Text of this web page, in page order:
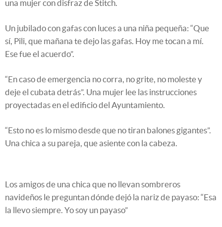
una mujer con disfraz de Stitch.
Un jubilado con gafas con luces a una niña pequeña: “Que
sí, Pili, que mañana te dejo las gafas. Hoy me tocan a mí.
Ese fue el acuerdo”.
“En caso de emergencia no corra, no grite, no moleste y
deje el cubata detrás”. Una mujer lee las instrucciones
proyectadas en el edificio del Ayuntamiento.
“Esto no es lo mismo desde que no tiran balones gigantes”.
Una chica a su pareja, que asiente con la cabeza.
Los amigos de una chica que no llevan sombreros
navideños le preguntan dónde dejó la nariz de payaso: “Esa
la llevo siempre. Yo soy un payaso”